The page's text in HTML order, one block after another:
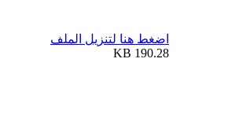
اضغط هنا لتنزيل الملف
190.28 KB